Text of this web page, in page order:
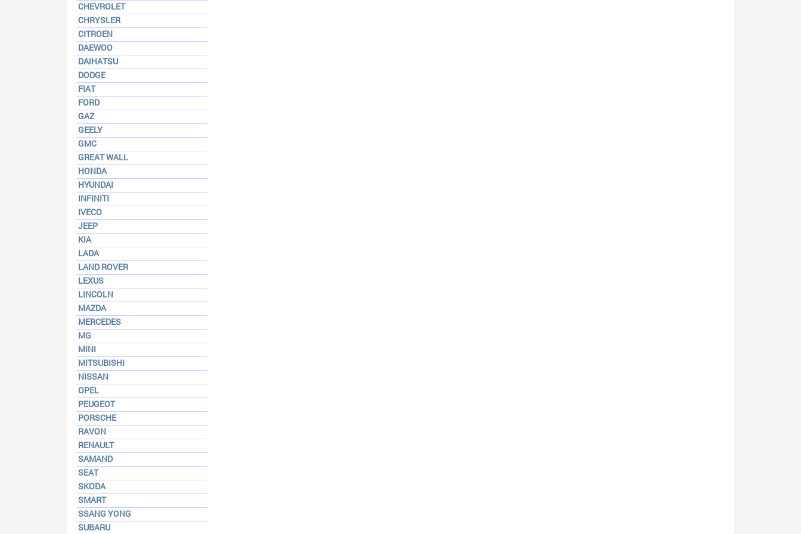
CHEVROLET
CHRYSLER
CITROEN
DAEWOO
DAIHATSU
DODGE
FIAT
FORD
GAZ
GEELY
GMC
GREAT WALL
HONDA
HYUNDAI
INFINITI
IVECO
JEEP
KIA
LADA
LAND ROVER
LEXUS
LINCOLN
MAZDA
MERCEDES
MG
MINI
MITSUBISHI
NISSAN
OPEL
PEUGEOT
PORSCHE
RAVON
RENAULT
SAMAND
SEAT
SKODA
SMART
SSANG YONG
SUBARU